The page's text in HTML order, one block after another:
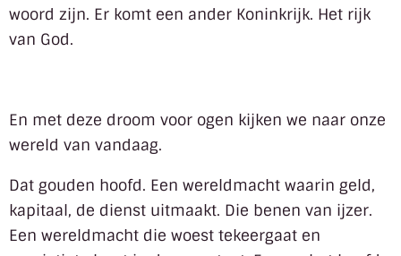
woord zijn. Er komt een ander Koninkrijk. Het rijk
van God.
En met deze droom voor ogen kijken we naar onze
wereld van vandaag.
Dat gouden hoofd. Een wereldmacht waarin geld,
kapitaal, de dienst uitmaakt. Die benen van ijzer.
Een wereldmacht die woest tekeergaat en